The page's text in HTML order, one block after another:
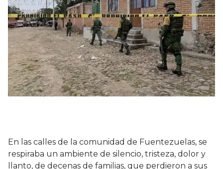
En las calles de la comunidad de Fuentezuelas, se
respiraba un ambiente de silencio, tristeza, dolor y
llanto, de decenas de familias, que perdieron a sus